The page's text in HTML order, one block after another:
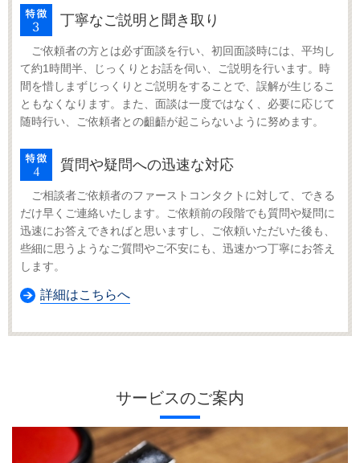
丁寧なご説明と聞き取り
ご依頼者の方とは必ず面談を行い、初回面談時には、平均し
て約1時間半、じっくりとお話を伺い、ご説明を行います。時
間を惜しまずじっくりとご説明をすることで、誤解が生じるこ
ともなくなります。また、面談は一度ではなく、必要に応じて
随時行い、ご依頼者との齟齬が起こらないように努めます。
質問や疑問への迅速な対応
ご相談者ご依頼者のファーストコンタクトに対して、できる
だけ早くご連絡いたします。ご依頼前の段階でも質問や疑問に
迅速にお答えできればと思いますし、ご依頼いただいた後も、
些細に思うようなご質問やご不安にも、迅速かつ丁寧にお答え
します。
詳細はこちらへ
サービスのご案内